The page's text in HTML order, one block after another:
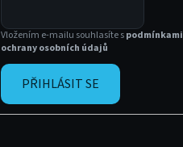
Vložením e-mailu souhlasíte spodmínkami
ochrany osobních údajů
PŘIHLÁSIT SE